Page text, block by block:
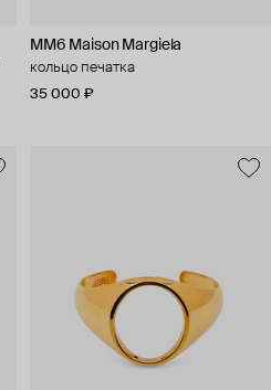
MM6 Maison Margiela
кольцо печатка
35 000 ₽